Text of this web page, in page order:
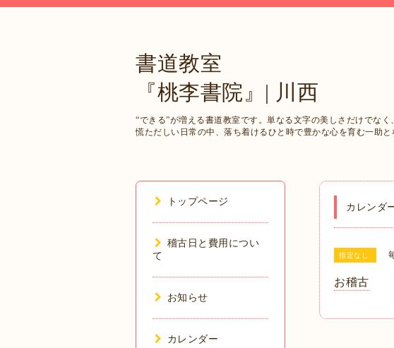
書道教室
『桃李書院』| 川西
“できる”が増える書道教室です。単なる文字の美しさだけでな
慌ただしい日常の中、落ち着けるひと時で豊かな心を育む一助と
カレンダ
指定なし
お稽古
トップページ
稽古日と費用につい
て
お知らせ
カレンダー